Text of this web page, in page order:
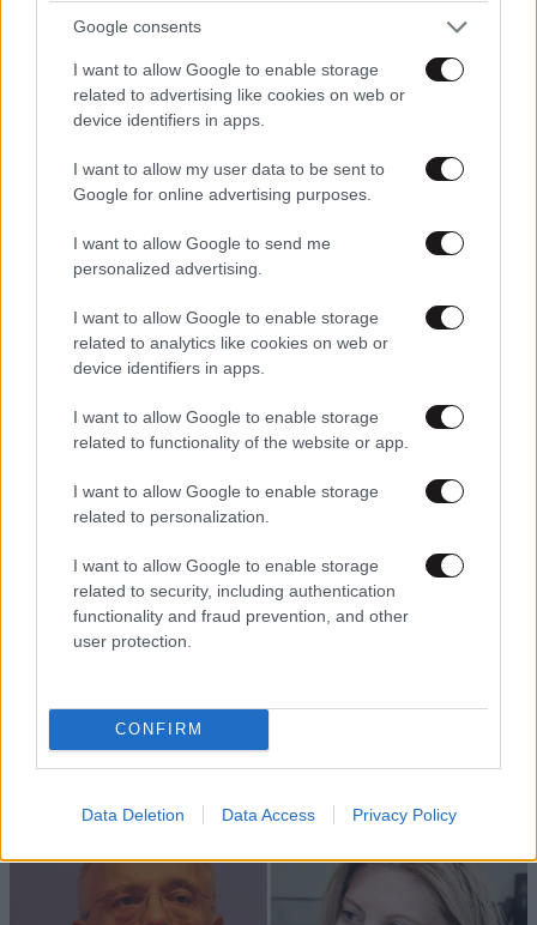
Google consents
I want to allow Google to enable storage
related to advertising like cookies on web or
device identifiers in apps.
I want to allow my user data to be sent to
Google for online advertising purposes.
I want to allow Google to send me
personalized advertising.
I want to allow Google to enable storage
related to analytics like cookies on web or
device identifiers in apps.
I want to allow Google to enable storage
related to functionality of the website or app.
I want to allow Google to enable storage
related to personalization.
I want to allow Google to enable storage
related to security, including authentication
functionality and fraud prevention, and other
user protection.
CONFIRM
Data Deletion Data Access Privacy Policy
ΝΤΡΟΠΗ! Η άποψη που προώθησε η Ελληνική
Προεδρία , δίνει στην MONSANTO ό,τι επί 15 τόσα
χρόνια δεν μπορούσε να πετύχει . Δεδομένης τής
ελεύθερης διακίνησης των προϊόντων και των
Ένωσης, όπου και αν καλλιεργείται το μεταλλαγμένο
θα μπορεί να προωθείται παντού . Λόγοι απαγόρευσης
σε κάποιες μεμονωμένες χώρες αποκλείεται να
ισχύουν και αν θεσπιστούν , γρήγορα θα κηρυχθούν
τέτοια "συμφωνία" δεν είναι συμβιβασμός , αλλά
πλήρης παράδοση τής ευρωπαϊκής γεωργίας στην
MONSANTO . Ο Τσαυτάρης άνοιξε την Κερκόπορτα
Ευρώπη. Ντροπή !...
Απαντήστε
Και με το αζημίωτο να υποθέσω....
Απαντήστε
TRENDING